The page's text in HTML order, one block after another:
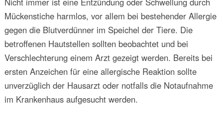
Mückenstiche harmlos, vor allem bei bestehender Allergie
gegen die Blutverdünner im Speichel der Tiere. Die
betroffenen Hautstellen sollten beobachtet und bei
Verschlechterung einem Arzt gezeigt werden. Bereits bei
ersten Anzeichen für eine allergische Reaktion sollte
unverzüglich der Hausarzt oder notfalls die Notaufnahme
im Krankenhaus aufgesucht werden.